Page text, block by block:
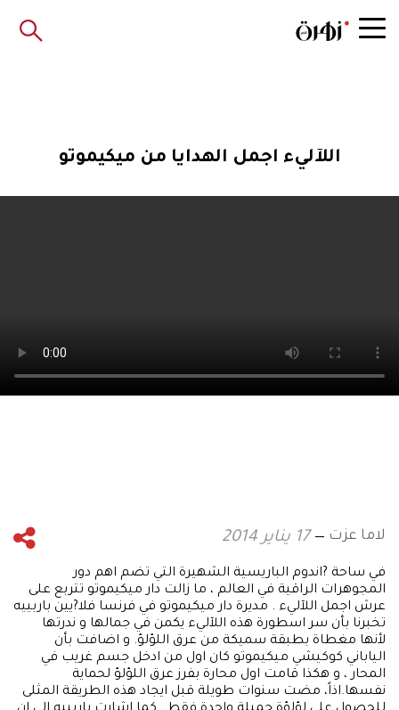
اللآليء اجمل الهدايا من ميكيموتو
لاما عزت 17 يناير 2014
في ساحة ?اندوم الباريسية الشهيرة التي تضم اهم دور
المجوهرات الراقية في العالم ، ما زالت دار ميكيموتو تتربع على
عرش اجمل اللآليء . مديرة دار ميكيموتو في فرنسا فلا?يين باربييه
تخبرنا بأن سر اسطورة هذه اللآليء يكمن في جمالها و ندرتها
لأنها مغطاة بطبقة سميكة من عرق اللؤلؤ. و اضافت بأن
الياباني كوكيشي ميكيموتو كان اول من ادخل جسم غريب في
المحار ، و هكذا قامت اول محارة بفرز عرق اللؤلؤ لحماية
نفسها.اذاً، مضت سنوات طويلة قبل ايجاد هذه الطريقة المثلى